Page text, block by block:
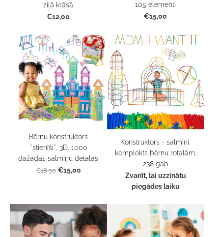
zilā krāsā
€12,00
105 elementi
€15,00
Bērnu konstruktors
''stienīši'', 3D, 1000
dažādas salmiņu detaļas
€18,50 €15,00
Konstruktors - salmiņi,
komplekts bērnu rotaļām,
238 gab
Zvanīt, lai uzzinātu
piegādes laiku